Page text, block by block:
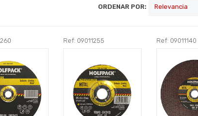
ORDENAR POR:
Ref: 09011255 Ref: 09011140